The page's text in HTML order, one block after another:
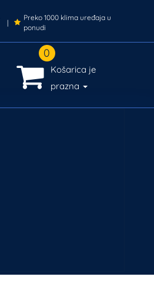
|
Preko 1000 klima uređaja u
ponudi
0
Košarica je
prazna